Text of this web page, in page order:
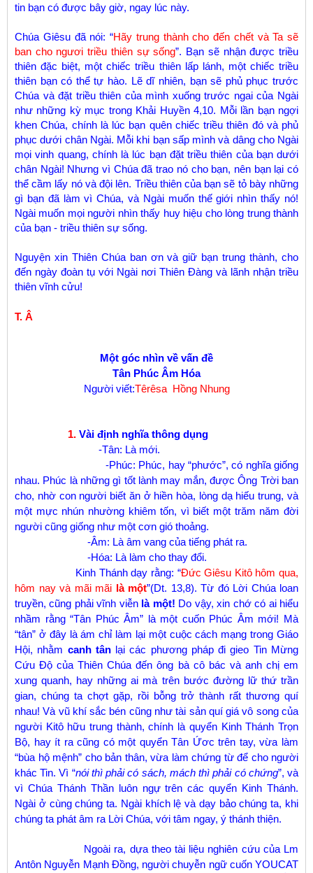
tin bạn có được bây giờ, ngay lúc này.
Chúa Giêsu đã nói: “Hãy trung thành cho đến chết và Ta sẽ
ban cho ngươi triều thiên sự sống”. Bạn sẽ nhận được triều
thiên đặc biệt, một chiếc triều thiên lấp lánh, một chiếc triều
thiên bạn có thể tự hào. Lẽ dĩ nhiên, bạn sẽ phủ phục trước
Chúa và đặt triều thiên của mình xuống trước ngai của Ngài
như những kỳ mục trong Khải Huyền 4,10. Mỗi lần bạn ngợi
khen Chúa, chính là lúc bạn quên chiếc triều thiên đó và phủ
phục dưới chân Ngài. Mỗi khi bạn sấp mình và dâng cho Ngài
mọi vinh quang, chính là lúc bạn đặt triều thiên của bạn dưới
chân Ngài! Nhưng vì Chúa đã trao nó cho bạn, nên bạn lại có
thể cầm lấy nó và đội lên. Triều thiên của bạn sẽ tỏ bày những
gì bạn đã làm vì Chúa, và Ngài muốn thế giới nhìn thấy nó!
Ngài muốn mọi người nhìn thấy huy hiệu cho lòng trung thành
của bạn - triều thiên sự sống.
Nguyện xin Thiên Chúa ban ơn và giữ bạn trung thành, cho
đến ngày đoàn tụ với Ngài nơi Thiên Đàng và lãnh nhận triều
thiên vĩnh cửu!
T. Â
Một góc nhìn về vấn đề
Tân Phúc Âm Hóa
Người viết:Têrêsa Hồng Nhung
1. Vài định nghĩa thông dụng
-Tân: Là mới.
-Phúc: Phúc, hay “phước”, có nghĩa giống
nhau. Phúc là những gì tốt lành may mắn, được Ông Trời ban
cho, nhờ con người biết ăn ở hiền hòa, lòng dạ hiếu trung, và
một mực nhún nhường khiêm tốn, vì biết một trăm năm đời
người cũng giống như một cơn gió thoảng.
-Âm: Là âm vang của tiếng phát ra.
-Hóa: Là làm cho thay đổi.
Kinh Thánh dạy rằng: “Đức Giêsu Kitô hôm qua,
hôm nay và mãi mãi là một”(Dt. 13,8). Từ đó Lời Chúa loan
truyền, cũng phải vĩnh viễn là một! Do vậy, xin chớ có ai hiểu
nhầm rằng “Tân Phúc Âm” là một cuốn Phúc Âm mới! Mà
“tân” ở đây là ám chỉ làm lại một cuộc cách mạng trong Giáo
Hội, nhằm canh tân lại các phương pháp đi gieo Tin Mừng
Cứu Độ của Thiên Chúa đến ông bà cô bác và anh chị em
xung quanh, hay những ai mà trên bước đường lữ thứ trần
gian, chúng ta chợt gặp, rồi bỗng trở thành rất thương quí
nhau! Và vũ khí sắc bén cũng như tài sản quí giá vô song của
người Kitô hữu trung thành, chính là quyển Kinh Thánh Trọn
Bộ, hay ít ra cũng có một quyển Tân Ứơc trên tay, vừa làm
“bùa hộ mệnh” cho bản thân, vừa làm chứng từ để cho người
khác Tin. Vì “nói thì phải có sách, mách thì phải có chứng”, và
vì Chúa Thánh Thần luôn ngự trên các quyển Kinh Thánh.
Ngài ở cùng chúng ta. Ngài khích lệ và dạy bảo chúng ta, khi
chúng ta phát âm ra Lời Chúa, với tâm ngay, ý thánh thiện.
Ngoài ra, dựa theo tài liệu nghiên cứu của Lm
Antôn Nguyễn Mạnh Đồng, người chuyễn ngữ cuốn YOUCAT